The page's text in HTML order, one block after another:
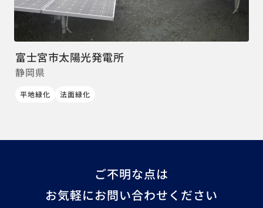
富士宮市太陽光発電所
静岡県
平地緑化 法面緑化
ご不明な点は
お気軽にお問い合わせください